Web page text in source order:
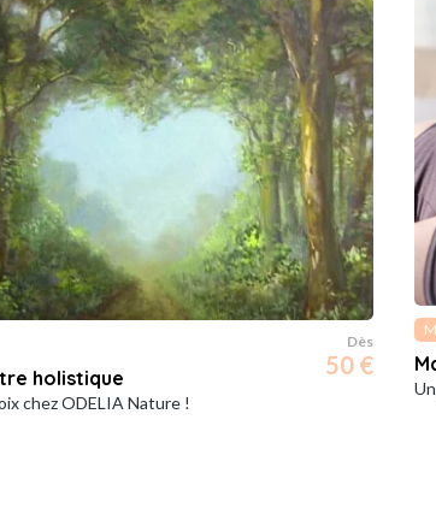
holistique
Dès
50 €
chez ODELIA Nature !